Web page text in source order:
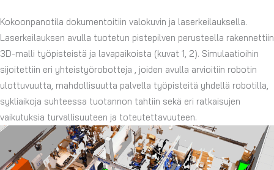
Kokoonpanotila dokumentoitiin valokuvin ja laserkeilauksella.
Laserkeilauksen avulla tuotetun pistepilven perusteella rakennettiin
3D-malli työpisteistä ja lavapaikoista (kuvat 1, 2). Simulaatioihin
sijoitettiin eri yhteistyörobotteja , joiden avulla arvioitiin robotin
ulottuvuutta, mahdollisuutta palvella työpisteitä yhdellä robotilla,
sykliaikoja suhteessa tuotannon tahtiin sekä eri ratkaisujen
vaikutuksia turvallisuuteen ja toteutettavuuteen.